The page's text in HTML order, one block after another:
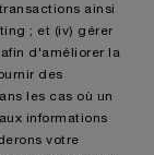
ainsi
; et (iv) gérer
d'améliorer la
des
les cas où un
informations
votre